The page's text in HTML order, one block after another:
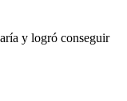
y logró conseguir